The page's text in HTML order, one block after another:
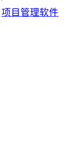
项目管理软件